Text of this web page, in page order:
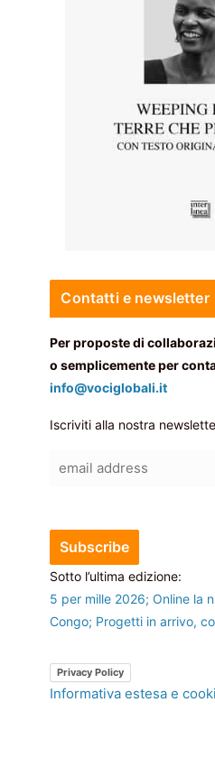
Contatti e newsletter
Per proposte di
o semplicemente per
info@vociglobali.it
Iscriviti alla nostra
Sotto l’ultima edizione:
5 per mille 2026; Online la
Congo; Progetti in arrivo,
Privacy Policy
Informativa estesa e